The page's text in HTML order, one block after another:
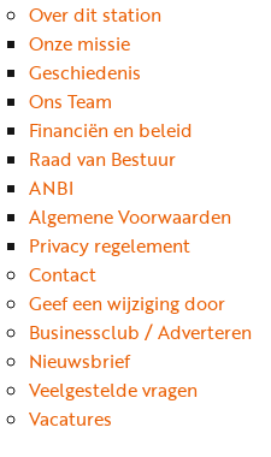
Over dit station
Onze missie
Geschiedenis
Ons Team
Financiën en beleid
Raad van Bestuur
ANBI
Algemene Voorwaarden
Privacy regelement
Contact
Geef een wijziging door
Businessclub / Adverteren
Nieuwsbrief
Veelgestelde vragen
Vacatures